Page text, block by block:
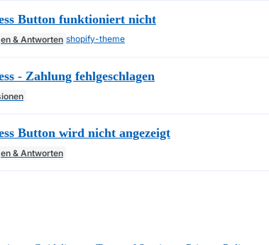
Button funktioniert nicht
& Antworten shopify-theme
- Zahlung fehlgeschlagen
Button wird nicht angezeigt
& Antworten